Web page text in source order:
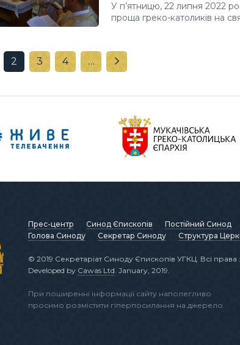
У п’ятницю, 22 липня 2022
проща греко-католиків на
2 3 4 …
Прес-центр Синод Єпископів Постійний Синод
Голова Синоду
Секретар Синоду Структура
© 2019 Секретаріат Синоду Єпископів УГКЦ. Всі
Developed by Cawas Ltd. January, 2019.
При поширенні інформації сайту наполегливо
просимо розмістити гіперпосилання на джерело.